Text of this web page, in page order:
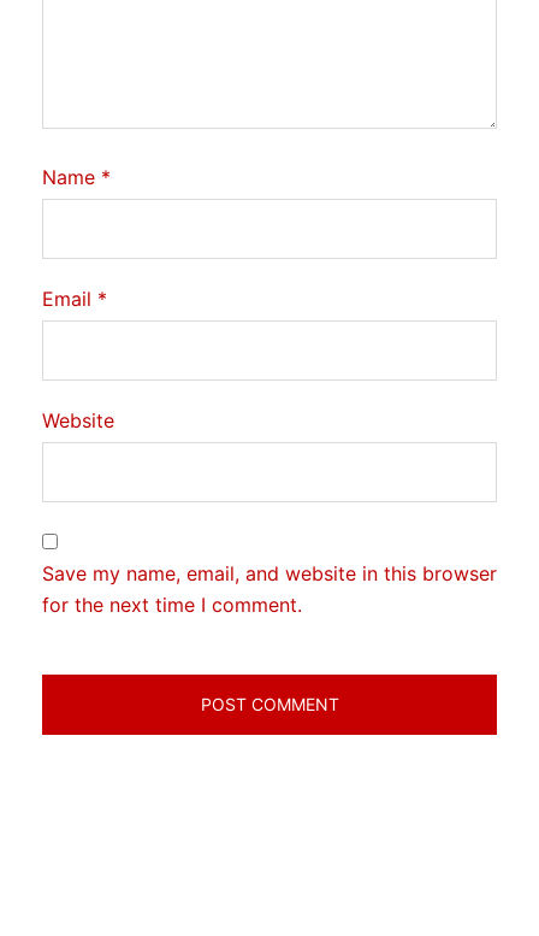
Name *
Email *
Website
Save my name, email, and website in this browser
for the next time I comment.